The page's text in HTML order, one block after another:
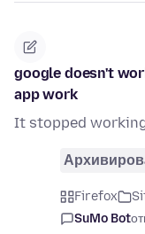
google doesn't
app work
It stopped
Firefox
SuMo Bot